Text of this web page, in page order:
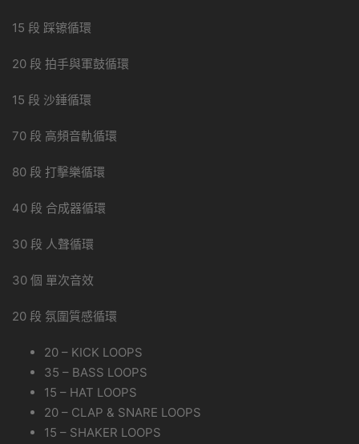
15 段 踩镲循環
20 段 拍手與軍鼓循環
15 段 沙錘循環
70 段 高頻音軌循環
80 段 打擊樂循環
40 段 合成器循環
30 段 人聲循環
30 個 單次音效
20 段 氛圍質感循環
20 – KICK LOOPS
35 – BASS LOOPS
15 – HAT LOOPS
20 – CLAP & SNARE LOOPS
15 – SHAKER LOOPS